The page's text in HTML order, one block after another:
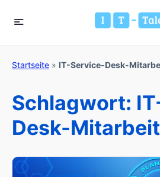
Startseite » IT-Service-Desk-
Schlagwort:
Desk-